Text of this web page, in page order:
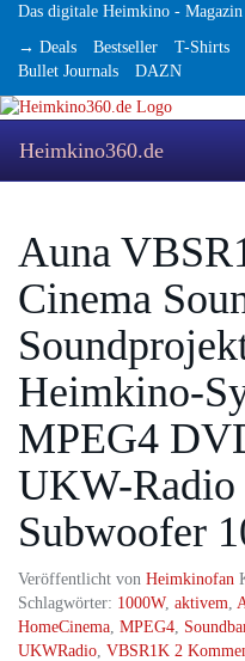
Skip
main
content
Das digitale Heimkino - Magazin
→ Deals
Bestseller T-Shirts
Bullet Journals
DAZN
Heimkino360.de
Auna
Cinema
Heimkino-
MPEG4
UKW-Radio
Subwoofer
Veröffentlicht von Heimkinofan
Schlagwörter: 1000W, aktivem,
HomeCinema, MPEG4,
UKWRadio, VBSR1K 2